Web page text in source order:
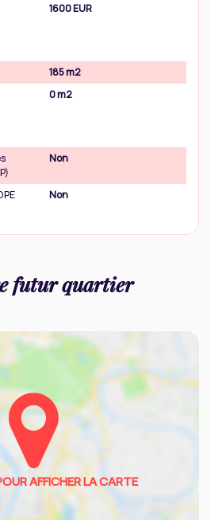
1600 EUR
185 m2
0 m2
Non
Non
futur quartier